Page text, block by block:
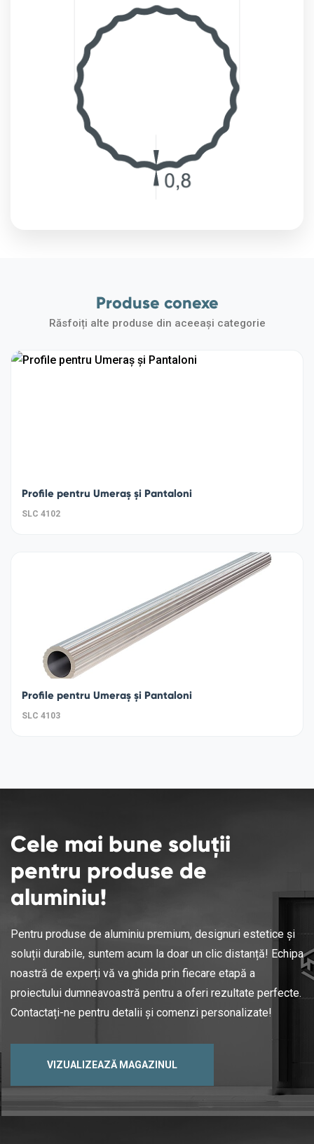
Produse conexe
Răsfoiți alte produse din aceeași categorie
Profile pentru Umeraș și Pantaloni
SLC 4102
Profile pentru Umeraș și Pantaloni
SLC 4103
Cele mai bune soluții
pentru produse de
aluminiu!
Pentru produse de aluminiu premium, designuri estetice și
soluții durabile, suntem acum la doar un clic distanță! Echipa
noastră de experți vă va ghida prin fiecare etapă a
proiectului dumneavoastră pentru a oferi rezultate perfecte.
Contactați-ne pentru detalii și comenzi personalizate!
VIZUALIZEAZĂ MAGAZINUL